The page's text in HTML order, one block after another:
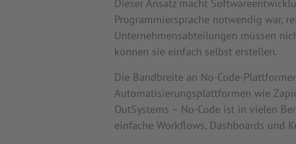
Dieser Ansatz macht
Programmiersprache notwendig war,
Unternehmensabteilungen müssen
können sie einfach selbst erstellen.
Die Bandbreite an No-Code-
Automatisierungsplattformen wie
OutSystems – No-Code ist in vielen
einfache Workflows, Dashboards und